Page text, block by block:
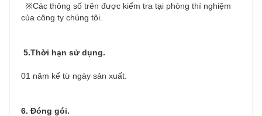
※Các thông số trên được kiểm tra tại phòng thí nghiệm
của công ty chúng tôi.
5.Thời hạn sử dụng.
01 năm kể từ ngày sản xuất.
6. Đóng gói.